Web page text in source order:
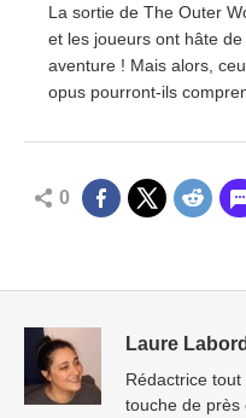
La sortie de The Outer
et les joueurs ont hâte
aventure ! Mais alors,
opus pourront-ils
0
Laure
Rédactrice
touche de près